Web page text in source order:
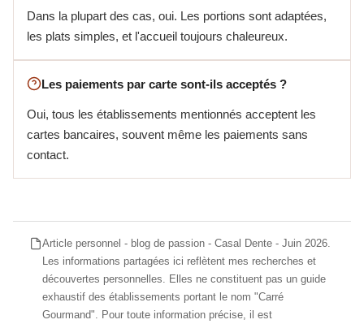
Dans la plupart des cas, oui. Les portions sont adaptées,
les plats simples, et l'accueil toujours chaleureux.
Les paiements par carte sont-ils acceptés ?
Oui, tous les établissements mentionnés acceptent les
cartes bancaires, souvent même les paiements sans
contact.
Article personnel - blog de passion - Casal Dente - Juin 2026.
Les informations partagées ici reflètent mes recherches et
découvertes personnelles. Elles ne constituent pas un guide
exhaustif des établissements portant le nom "Carré
Gourmand". Pour toute information précise, il est